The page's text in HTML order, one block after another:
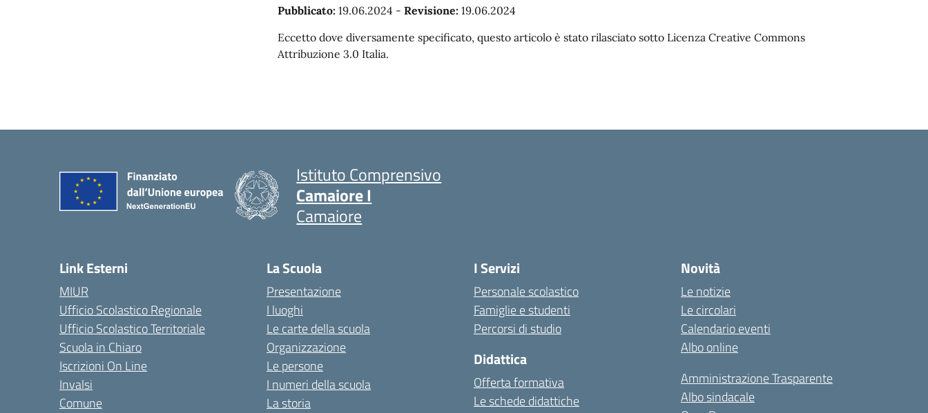
Pubblicato: 19.06.2024 - Revisione: 19.06.2024
Eccetto dove diversamente specificato, questo articolo è stato rilasciato sotto Licenza Creative Commons
Attribuzione 3.0 Italia.
Istituto Comprensivo
Camaiore I
Camaiore
Link Esterni
MIUR
Ufficio Scolastico Regionale
Ufficio Scolastico Territoriale
Scuola in Chiaro
Iscrizioni On Line
Invalsi
Comune
La Scuola
Presentazione
I luoghi
Le carte della scuola
Organizzazione
Le persone
I numeri della scuola
La storia
I Servizi
Personale scolastico
Famiglie e studenti
Percorsi di studio
Didattica
Offerta formativa
Le schede didattiche
Novità
Le notizie
Le circolari
Calendario eventi
Albo online
Amministrazione Trasparente
Albo sindacale